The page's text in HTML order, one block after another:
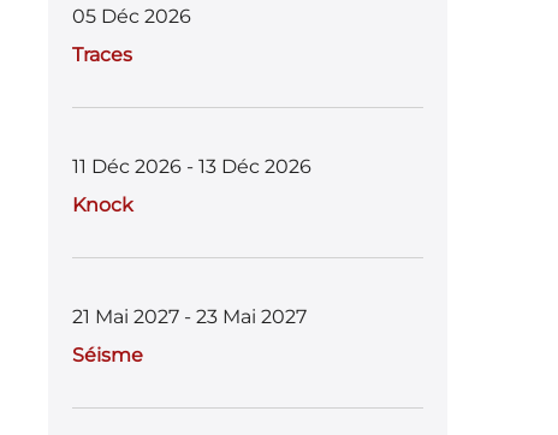
05 Déc 2026
Traces
11 Déc 2026 - 13 Déc 2026
Knock
21 Mai 2027 - 23 Mai 2027
Séisme